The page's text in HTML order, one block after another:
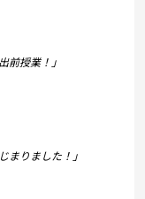
授業！」
まりました！」